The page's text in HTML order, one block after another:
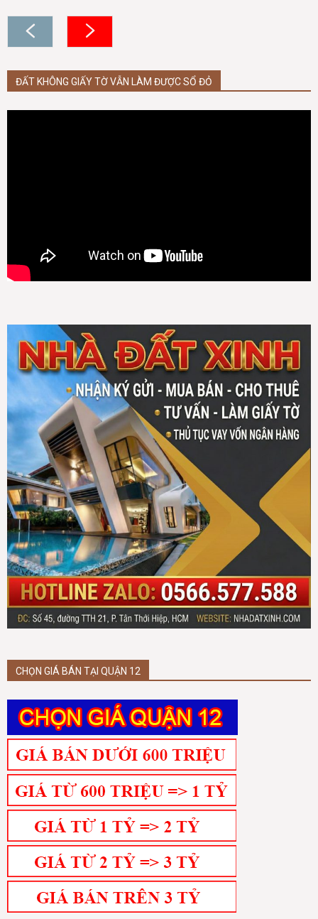
ĐẤT KHÔNG GIẤY TỜ VẪN LÀM ĐƯỢC SỔ ĐỎ
CHỌN GIÁ BÁN TẠI QUẬN 12